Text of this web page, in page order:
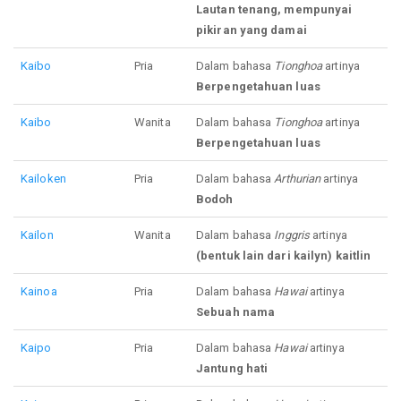
Lautan tenang, mempunyai
pikiran yang damai
Kaibo Pria Dalam bahasa Tionghoaartinya
Berpengetahuan luas
Kaibo Wanita Dalam bahasa Tionghoaartinya
Berpengetahuan luas
Kailoken Pria Dalam bahasaArthurianartinya
Bodoh
Kailon Wanita Dalam bahasa Inggrisartinya
(bentuk lain dari kailyn) kaitlin
Kainoa Pria Dalam bahasa Hawaiartinya
Sebuah nama
Kaipo Pria Dalam bahasa Hawaiartinya
Jantung hati